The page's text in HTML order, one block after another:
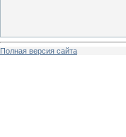
Полная версия сайта